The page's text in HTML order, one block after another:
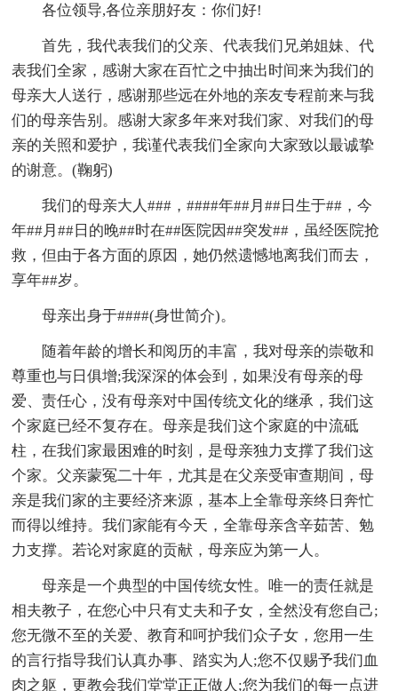
各位领导,各位亲朋好友：你们好!
首先，我代表我们的父亲、代表我们兄弟姐妹、代
表我们全家，感谢大家在百忙之中抽出时间来为我们的
母亲大人送行，感谢那些远在外地的亲友专程前来与我
们的母亲告别。感谢大家多年来对我们家、对我们的母
亲的关照和爱护，我谨代表我们全家向大家致以最诚挚
的谢意。(鞠躬)
我们的母亲大人###，####年##月##日生于##，今
年##月##日的晚##时在##医院因##突发##，虽经医院抢
救，但由于各方面的原因，她仍然遗憾地离我们而去，
享年##岁。
母亲出身于####(身世简介)。
随着年龄的增长和阅历的丰富，我对母亲的崇敬和
尊重也与日俱增;我深深的体会到，如果没有母亲的母
爱、责任心，没有母亲对中国传统文化的继承，我们这
个家庭已经不复存在。母亲是我们这个家庭的中流砥
柱，在我们家最困难的时刻，是母亲独力支撑了我们这
个家。父亲蒙冤二十年，尤其是在父亲受审查期间，母
亲是我们家的主要经济来源，基本上全靠母亲终日奔忙
而得以维持。我们家能有今天，全靠母亲含辛茹苦、勉
力支撑。若论对家庭的贡献，母亲应为第一人。
母亲是一个典型的中国传统女性。唯一的责任就是
相夫教子，在您心中只有丈夫和子女，全然没有您自己;
您无微不至的关爱、教育和呵护我们众子女，您用一生
的言行指导我们认真办事、踏实为人;您不仅赐予我们血
肉之躯，更教会我们堂堂正正做人;您为我们的每一点进